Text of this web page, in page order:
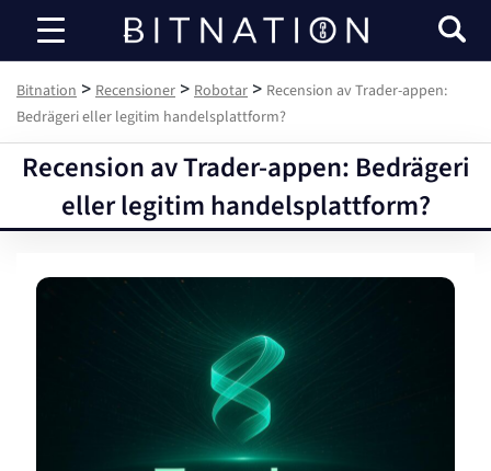
Bitnation
Bitnation > Recensioner > Robotar > Recension av Trader-appen:
Bedrägeri eller legitim handelsplattform?
Recension av Trader-appen: Bedrägeri
eller legitim handelsplattform?